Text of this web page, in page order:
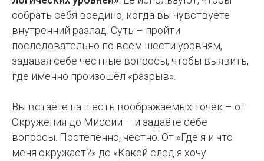
собрать себя воедино, когда вы чувствуете
внутренний разлад. Суть – пройти
последовательно по всем шести уровням,
задавая себе честные вопросы, чтобы выявить,
где именно произошёл «разрыв».
Вы встаёте на шесть воображаемых точек – от
Окружения до Миссии – и задаёте себе
вопросы. Постепенно, честно. От «Где я и что
меня окружает?» до «Какой след я хочу